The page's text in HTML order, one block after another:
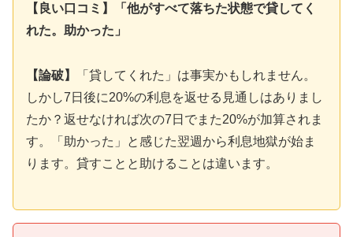
【良い口コミ】「他がすべて落ちた状態で貸してく
れた。助かった」
【論破】
「貸してくれた」は事実かもしれません。
しかし7日後に20%の利息を返せる見通しはありまし
たか？返せなければ次の7日でまた20%が加算されま
す。「助かった」と感じた翌週から利息地獄が始ま
ります。貸すことと助けることは違います。